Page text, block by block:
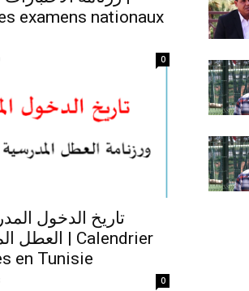
examens nationaux
0
تاريخ الدخول
en Tunisie
0